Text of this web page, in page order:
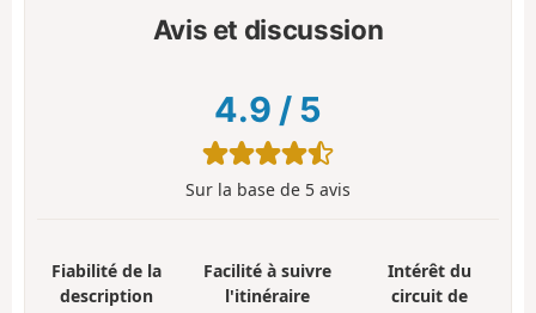
Avis et discussion
4.9 / 5
Sur la base de 5 avis
Fiabilité de la
description
Facilité à suivre
l'itinéraire
Intérêt du
circuit de